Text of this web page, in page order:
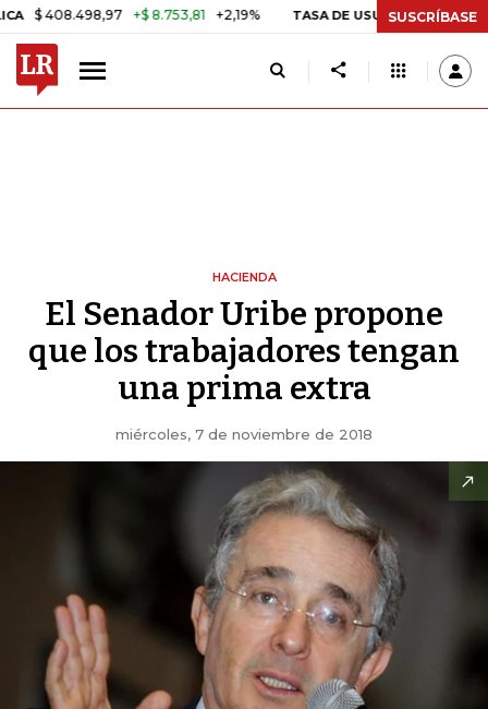
408.498,97 +$ 8.753,81 +2,19% TASA DE USURA CRÉDITOSUSCRÍBASE
HACIENDA
El Senador Uribe propone
que los trabajadores tengan
una prima extra
miércoles, 7 de noviembre de 2018